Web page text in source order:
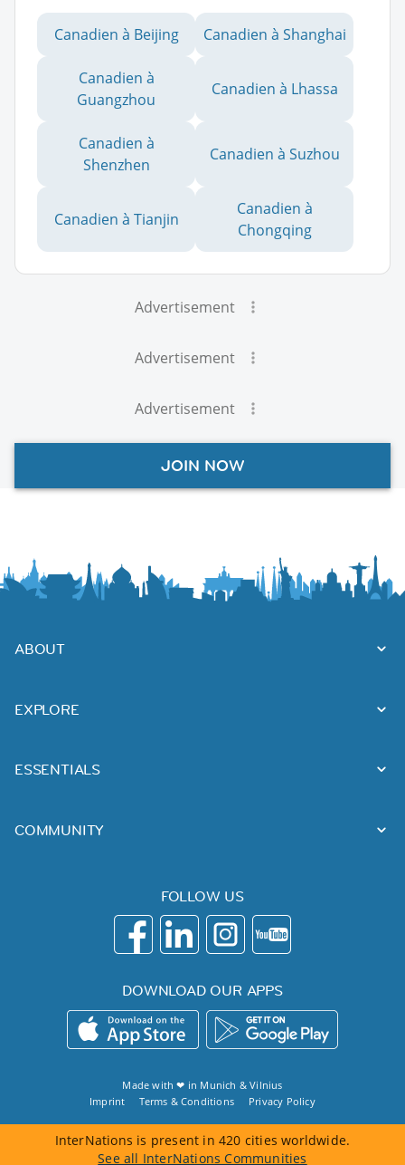
Canadien à Beijing Canadien à Shanghai
Canadien à
Guangzhou
Canadien à Lhassa
Canadien à
Shenzhen
Canadien à Suzhou
Canadien à Tianjin
Canadien à
Chongqing
Advertisement
Advertisement
Advertisement
JOIN NOW
ABOUT
EXPLORE
ESSENTIALS
COMMUNITY
FOLLOW US
DOWNLOAD OUR APPS
Made with ❤ in Munich &Vilnius
Imprint
Terms & Conditions Privacy Policy
InterNations is present in 420 cities worldwide.
See all InterNations Communities